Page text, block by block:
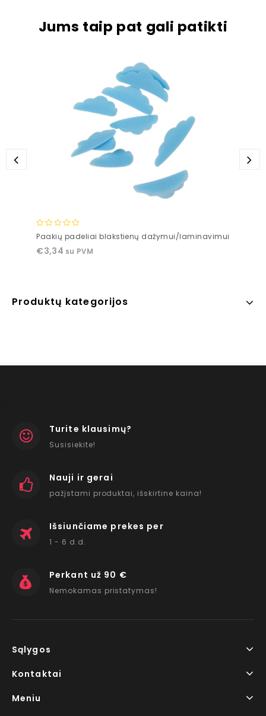
Jums taip pat gali patikti
0
of
Paakių padeliai blakstienų dažymui/laminavimui
€3,34 su PVM
Produktų kategorijos
Turite klausimų?
Susisiekite!
Nauji ir gerai
pažįstami produktai, išskirtine kaina!
Išsiunčiame prekes per
1 - 6 d.d.
Perkant už 90 €
Nemokamas pristatymas!
Sąlygos
Kontaktai
Meniu